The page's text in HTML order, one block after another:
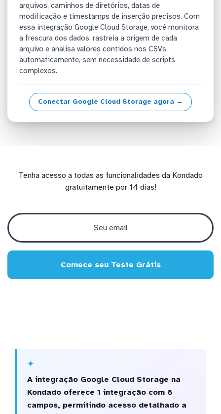
arquivos, caminhos de diretórios, datas de
modificação e timestamps de inserção precisos. Com
essa integração Google Cloud Storage, você monitora
a frescura dos dados, rastreia a origem de cada
arquivo e analisa valores contidos nos CSVs
automaticamente, sem necessidade de scripts
complexos.
Conectar Google Cloud Storage agora →
Tenha acesso a todas as funcionalidades da Kondado
gratuitamente por 14 dias!
Comece seu Teste Grátis
A integração Google Cloud Storage na
Kondado oferece 1 integração com 8
campos, permitindo acesso detalhado a